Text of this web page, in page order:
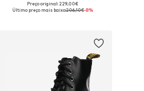
Disponível em vários tamanhos
Preço original: 229,00€
Último preço mais baixo:206,10€-8%